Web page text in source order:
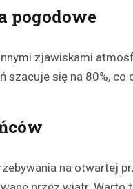
pogodowe
zjawiskami
się na 80%,
na otwartej